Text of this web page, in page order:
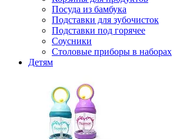
Посуда из бамбука
Подставки для зубочисток
Подставки под горячее
Соусники
Столовые приборы в наборах
Детям